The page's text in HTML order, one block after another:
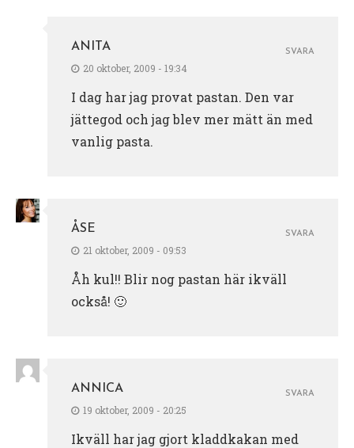
ANITA
20 oktober, 2009 - 19:34
I dag har jag provat pastan. Den var
jättegod och jag blev mer mätt än med
vanlig pasta.
SVARA
ÅSE
21 oktober, 2009 - 09:53
Åh kul!! Blir nog pastan här ikväll
också! 🙂
SVARA
ANNICA
19 oktober, 2009 - 20:25
Ikväll har jag gjort kladdkakan med
SVARA